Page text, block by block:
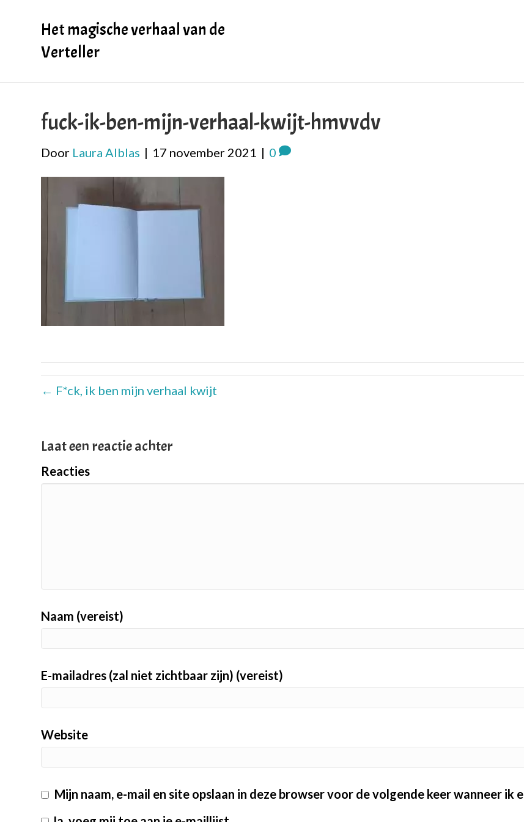
Het magische verhaal van de
Verteller
fuck-ik-ben-mijn-verhaal-kwijt-hmvvdv
Door Laura Alblas | 17 november 2021 | 0
← F*ck, ik ben mijn verhaal kwijt
Laat een reactie achter
Reacties
Naam (vereist)
E-mailadres (zal niet zichtbaar zijn) (vereist)
Website
Mijn naam, e-mail en site opslaan in deze browser voor de volgende keer wanneer ik